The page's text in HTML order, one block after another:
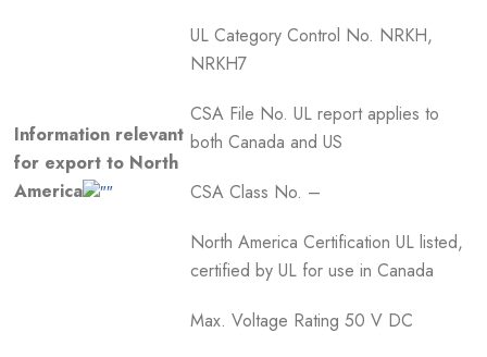
Information relevant
for export to North
America
UL Category Control No. NRKH,
NRKH7
CSA File No. UL report applies to
both Canada and US
CSA Class No. –
North America Certification UL listed,
certified by UL for use in Canada
Max. Voltage Rating 50 V DC